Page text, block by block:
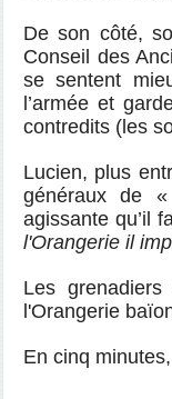
De son côté,
Conseil des
se sentent
l’armée et
contredits (les
Lucien, plus
généraux de
agissante qu’il
l'Orangerie il
Les
l'Orangerie
En cinq